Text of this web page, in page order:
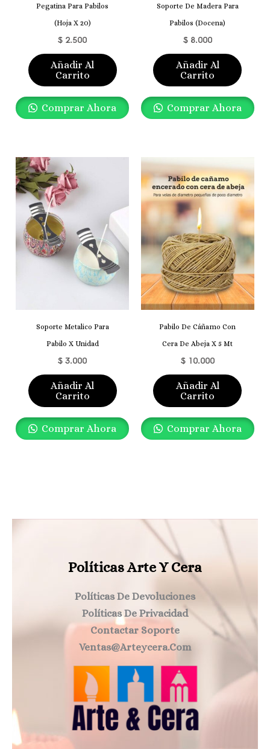
Pegatina Para Pabilos
(Hoja X 20)
$ 2.500
Añadir Al
Carrito
Comprar Ahora
Soporte De Madera Para
Pabilos (docena)
$8.000
Añadir Al
Carrito
Comprar Ahora
Soporte Metalico Para
Pabilo X Unidad
$ 3.000
Añadir Al
Carrito
Comprar Ahora
Pabilo De Cáñamo Con
Cera De Abeja X 5 Mt
$10.000
Añadir Al
Carrito
Comprar Ahora
Políticas Arte Y Cera
Políticas De Devoluciones
Políticas De Privacidad
Contactar Soporte
Ventas@arteycera.com